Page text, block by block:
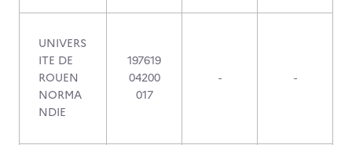
UNIVERS
ITE DE
ROUEN
NORMA
NDIE
197619
04200
017
- -